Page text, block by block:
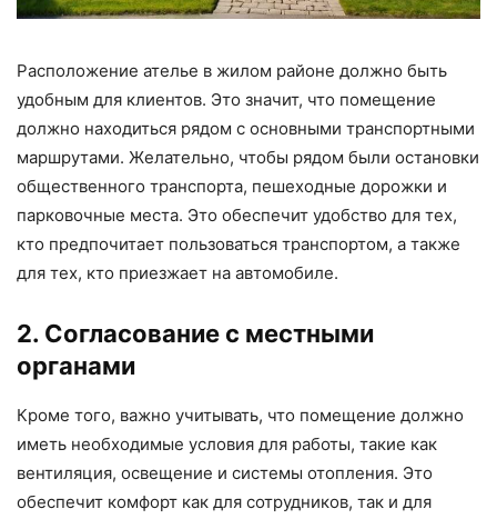
Расположение ателье в жилом районе должно быть
удобным для клиентов. Это значит, что помещение
должно находиться рядом с основными транспортными
маршрутами. Желательно, чтобы рядом были остановки
общественного транспорта, пешеходные дорожки и
парковочные места. Это обеспечит удобство для тех,
кто предпочитает пользоваться транспортом, а также
для тех, кто приезжает на автомобиле.
2. Согласование с местными
органами
Кроме того, важно учитывать, что помещение должно
иметь необходимые условия для работы, такие как
вентиляция, освещение и системы отопления. Это
обеспечит комфорт как для сотрудников, так и для